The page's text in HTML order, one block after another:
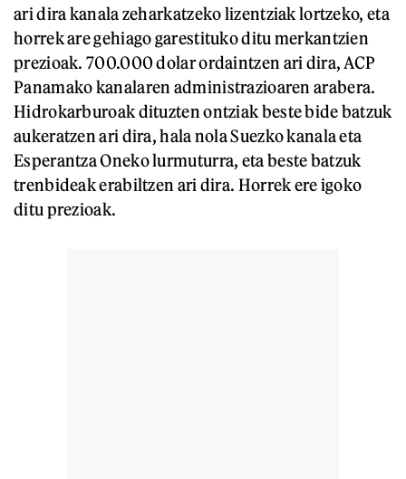
ari dira kanala zeharkatzeko lizentziak lortzeko, eta
horrek are gehiago garestituko ditu merkantzien
prezioak. 700.000 dolar ordaintzen ari dira, ACP
Panamako kanalaren administrazioaren arabera.
Hidrokarburoak dituzten ontziak beste bide batzuk
aukeratzen ari dira, hala nola Suezko kanala eta
Esperantza Oneko lurmuturra, eta beste batzuk
trenbideak erabiltzen ari dira. Horrek ere igoko
ditu prezioak.